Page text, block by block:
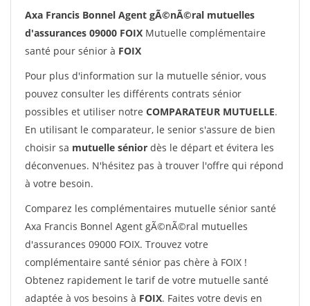
Axa Francis Bonnel Agent gÃ©nÃ©ral mutuelles
d'assurances 09000 FOIX Mutuelle complémentaire
santé pour sénior à FOIX
Pour plus d'information sur la mutuelle sénior, vous
pouvez consulter les différents contrats sénior
possibles et utiliser notre COMPARATEUR MUTUELLE.
En utilisant le comparateur, le senior s'assure de bien
choisir sa mutuelle sénior dès le départ et évitera les
déconvenues. N'hésitez pas à trouver l'offre qui répond
à votre besoin.
Comparez les complémentaires mutuelle sénior santé
Axa Francis Bonnel Agent gÃ©nÃ©ral mutuelles
d'assurances 09000 FOIX. Trouvez votre
complémentaire santé sénior pas chère à FOIX !
Obtenez rapidement le tarif de votre mutuelle santé
adaptée à vos besoins à FOIX. Faites votre devis en